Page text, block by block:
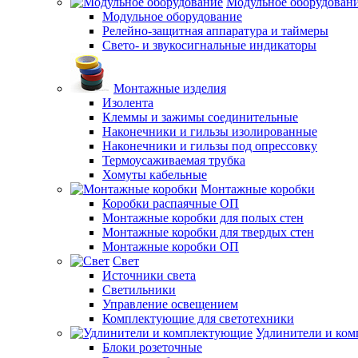
Модульное оборудование
Релейно-защитная аппаратура и таймеры
Свето- и звукосигнальные индикаторы
Монтажные изделия
Изолента
Клеммы и зажимы соединительные
Наконечники и гильзы изолированные
Наконечники и гильзы под опрессовку
Термоусаживаемая трубка
Хомуты кабельные
Монтажные коробки
Коробки распаячные ОП
Монтажные коробки для полых стен
Монтажные коробки для твердых стен
Монтажные коробки ОП
Свет
Источники света
Светильники
Управление освещением
Комплектующие для светотехники
Удлинители и
Блоки розеточные